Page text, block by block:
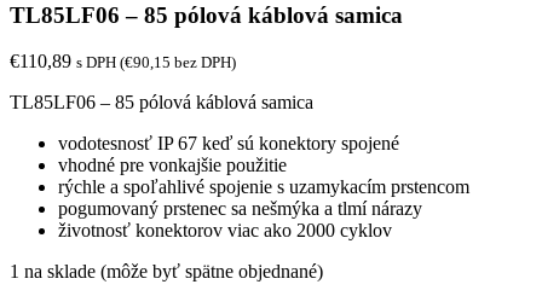
TL85LF06 – 85 pólová káblová samica
€110,89 s DPH (€90,15 bez DPH)
TL85LF06 – 85 pólová káblová samica
vodotesnosť IP 67 keď sú konektory spojené
vhodné pre vonkajšie použitie
rýchle a spoľahlivé spojenie s uzamykacím prstencom
pogumovaný prstenec sa nešmýka a tlmí nárazy
životnosť konektorov viac ako 2000 cyklov
1 na sklade (môže byť spätne objednané)